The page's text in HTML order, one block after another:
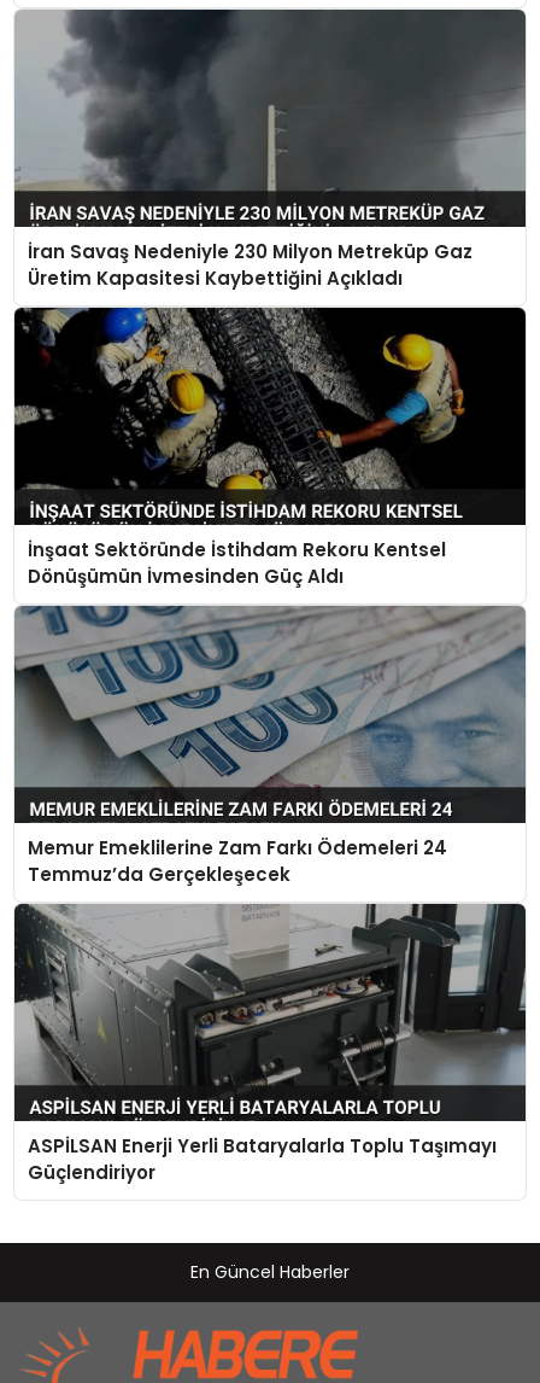
İran Savaş Nedeniyle 230 Milyon Metreküp Gaz
Üretim Kapasitesi Kaybettiğini Açıkladı
İnşaat Sektöründe İstihdam Rekoru Kentsel
Dönüşümün İvmesinden Güç Aldı
Memur Emeklilerine Zam Farkı Ödemeleri 24
Temmuz’da Gerçekleşecek
ASPİLSAN Enerji Yerli Bataryalarla Toplu Taşımayı
Güçlendiriyor
En Güncel Haberler